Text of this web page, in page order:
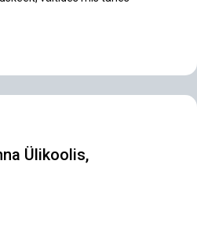
Ülikoolis,